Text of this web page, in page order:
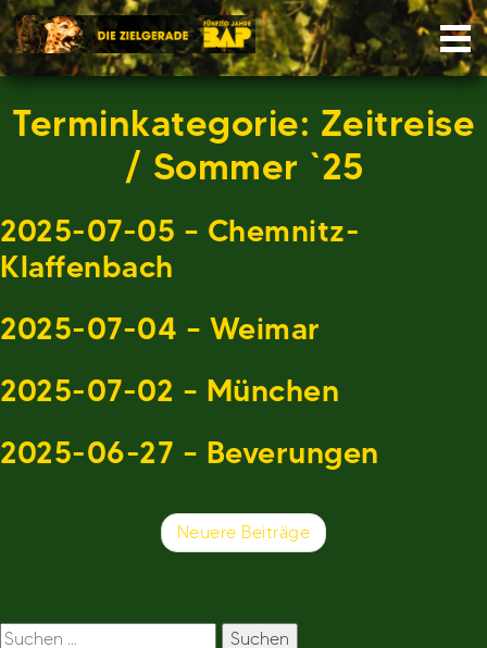
Skip
to
content
Terminkategorie: Zeitreise
/ Sommer `25
2025-07-05 – Chemnitz-
Klaffenbach
2025-07-04 – Weimar
2025-07-02 – München
2025-06-27 – Beverungen
Beitragsnavigation
Neuere Beiträge
Suchen